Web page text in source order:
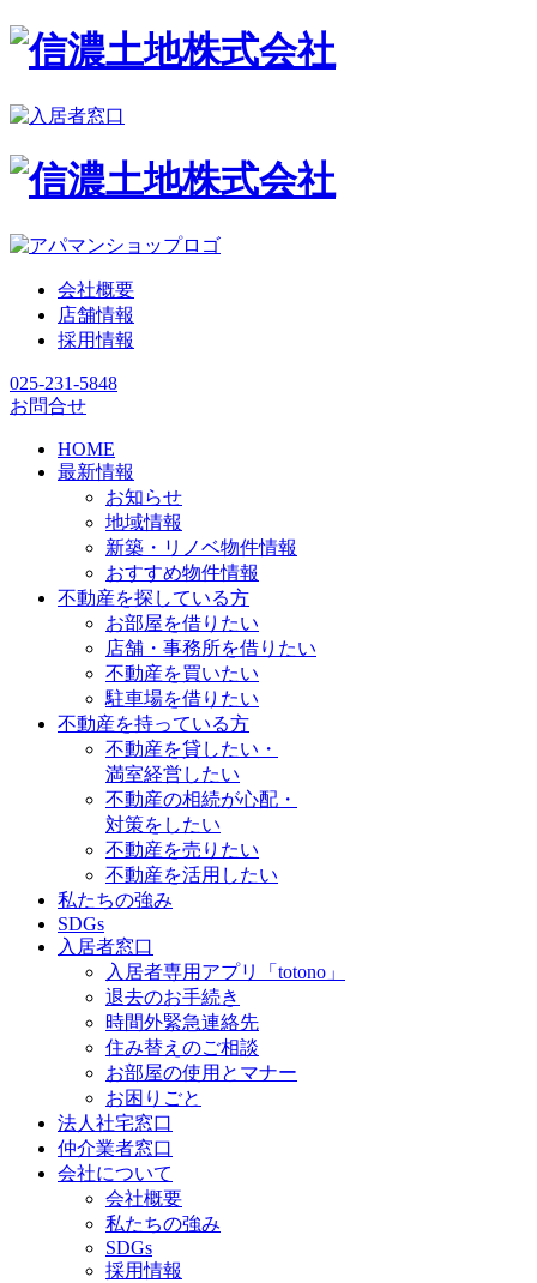
会社概要
店舗情報
採用情報
025-231-5848
お問合せ
HOME
最新情報
お知らせ
地域情報
新築・リノベ物件情報
おすすめ物件情報
不動産を探している方
お部屋を借りたい
店舗・事務所を借りたい
不動産を買いたい
駐車場を借りたい
不動産を持っている方
不動産を貸したい・
満室経営したい
不動産の相続が心配・
対策をしたい
不動産を売りたい
不動産を活用したい
私たちの強み
SDGs
入居者窓口
入居者専用アプリ「totono」
退去のお手続き
時間外緊急連絡先
住み替えのご相談
お部屋の使用とマナー
お困りごと
法人社宅窓口
仲介業者窓口
会社について
会社概要
私たちの強み
SDGs
採用情報